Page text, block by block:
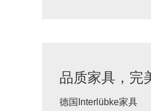
品质家具，完
德国Interlübke家具